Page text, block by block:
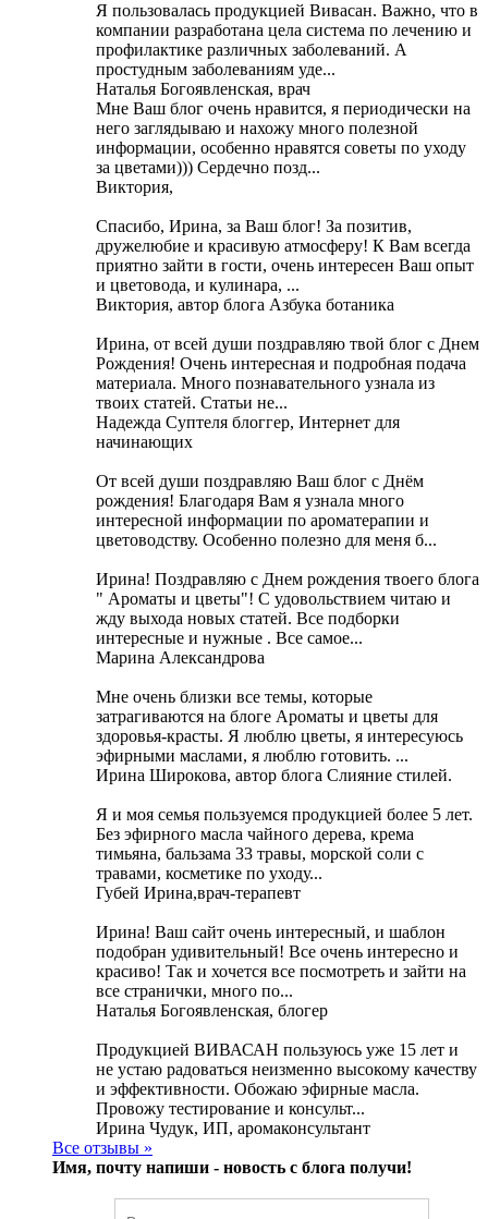
Я пользовалась продукцией Вивасан. Важно, что в
компании разработана цела система по лечению и
профилактике различных заболеваний. А
простудным заболеваниям уде...
Наталья Богоявленская, врач
Мне Ваш блог очень нравится, я периодически на
него заглядываю и нахожу много полезной
информации, особенно нравятся советы по уходу
за цветами))) Cердечно позд...
Виктория,
Cпасибо, Ирина, за Ваш блог! За позитив,
дружелюбие и красивую атмосферу! К Вам всегда
приятно зайти в гости, очень интересен Ваш опыт
и цветовода, и кулинара, ...
Виктория, автор блога Азбука ботаника
Ирина, от всей души поздравляю твой блог с Днем
Рождения! Очень интересная и подробная подача
материала. Много познавательного узнала из
твоих статей. Статьи не...
Надежда Суптеля блоггер, Интернет для
начинающих
От всей души поздравляю Ваш блог с Днём
рождения! Благодаря Вам я узнала много
интересной информации по ароматерапии и
цветоводству. Особенно полезно для меня б...
Ирина! Поздравляю с Днем рождения твоего блога
" Ароматы и цветы"! С удовольствием читаю и
жду выхода новых статей. Все подборки
интересные и нужные . Все самое...
Марина Александрова
Мне очень близки все темы, которые
затрагиваются на блоге Ароматы и цветы для
здоровья-красты. Я люблю цветы, я интересуюсь
эфирными маслами, я люблю готовить. ...
Ирина Широкова, автор блога Слияние стилей.
Я и моя семья пользуемся продукцией более 5 лет.
Без эфирного масла чайного дерева, крема
тимьяна, бальзама 33 травы, морской соли с
травами, косметике по уходу...
Губей Ирина,врач-терапевт
Ирина! Ваш сайт очень интересный, и шаблон
подобран удивительный! Все очень интересно и
красиво! Так и хочется все посмотреть и зайти на
все странички, много по...
Наталья Богоявленская, блогер
Продукцией ВИВАСАН пользуюсь уже 15 лет и
не устаю радоваться неизменно высокому качеству
и эффективности. Обожаю эфирные масла.
Провожу тестирование и консульт...
Ирина Чудук, ИП, аромаконсультант
Все отзывы »
Имя, почту напиши - новость с блога получи!